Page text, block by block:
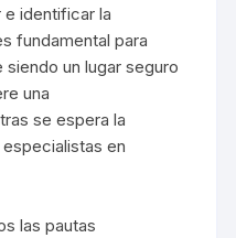
e identificar la
fundamental para
un lugar seguro
una
se espera la
en
las pautas